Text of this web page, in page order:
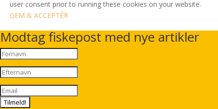
user consent prior to running these cookies on your website.
GEM & ACCEPTÈR
Modtag fiskepost med nye artikler
Tilmeld!